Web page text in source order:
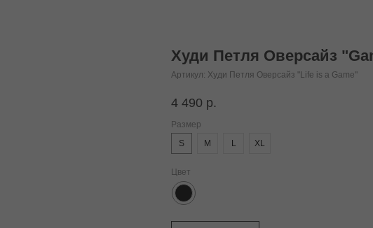
Худи Петля Оверсайз
Артикул: Худи Петля Оверсайз "Life is a Game"
4 490 р.
Размер
S
M L XL
Цвет